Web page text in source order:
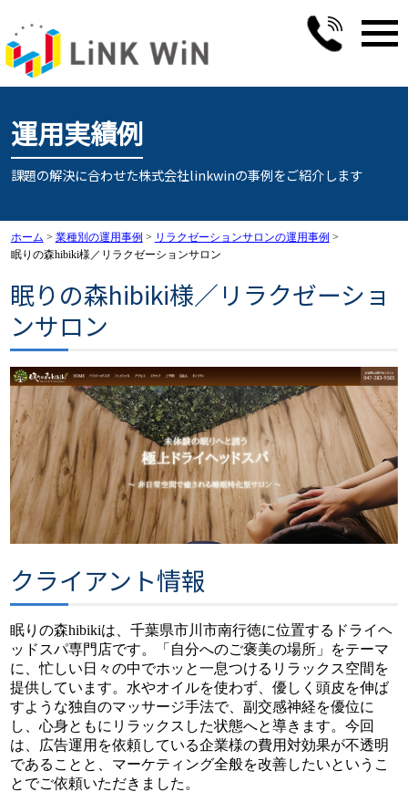
運用実績例
課題の解決に合わせた株式会社linkwinの事例をご紹介します
ホーム > 業種別の運用事例 > リラクゼーションサロンの運用事例 >
眠りの森hibiki様／リラクゼーションサロン
眠りの森hibiki様／リラクゼーショ
ンサロン
クライアント情報
眠りの森hibikiは、千葉県市川市南行徳に位置するドライヘ
ッドスパ専門店です。「自分へのご褒美の場所」をテーマ
に、忙しい日々の中でホッと一息つけるリラックス空間を
提供しています。水やオイルを使わず、優しく頭皮を伸ば
すような独自のマッサージ手法で、副交感神経を優位に
し、心身ともにリラックスした状態へと導きます。今回
は、広告運用を依頼している企業様の費用対効果が不透明
であることと、マーケティング全般を改善したいというこ
とでご依頼いただきました。